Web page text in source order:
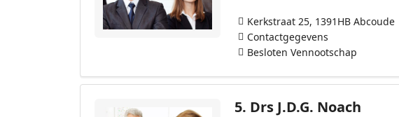
Kerkstraat 25, 1391HB Abcoude
Contactgegevens
Besloten Vennootschap
5. Drs J.D.G. Noach